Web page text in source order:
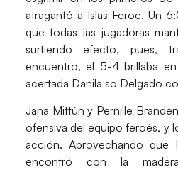
atragantó a Islas Feroe. Un
que todas las jugadoras
surtiendo efecto, pues,
encuentro, el 5-4 brillaba
acertada Danila so Delgado
Jana Mittún y Pernille
ofensiva del equipo feroés, y
acción. Aprovechando que
encontró con la